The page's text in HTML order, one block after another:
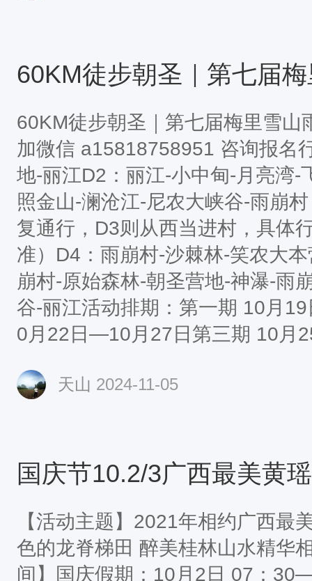
干衣服（建议用密封袋包装好）
若干结实的塑料袋、哨子、瑞士
每人一天要吃700-1000克食物（
60KM徒步朝圣｜第七届梅里雪山
加微信 a15818758951 咨询报名
地-丽江D2：丽江-小中甸-月亮湾-
照金山-澜沧江-尼农大峡谷-雨崩
复通行，D3则从西当进村，具体
准）D4：雨崩村-沙棘林-笑农大
崩村-原始森林-朝圣营地-神瀑-雨
谷-丽江活动排期：第一期 10月
0月22日—10月27日第三期 10月
1月05日第六期 11月03日—11月
5日—11月20日PS：每期限2
天山 2024-11-05
【活动主题】2021年相约广西最
色的龙脊梯田 醉美桂林山水精华
间】国庆假期：10月2日 07：